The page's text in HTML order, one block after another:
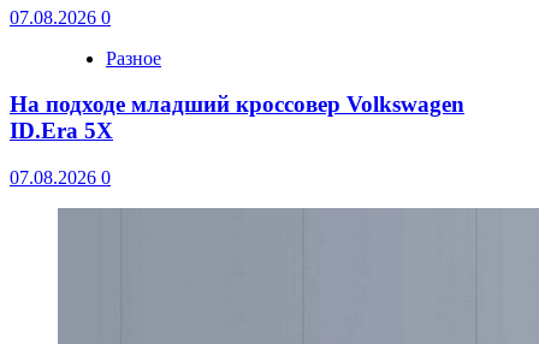
07.08.2026 0
Разное
На подходе младший кроссовер Volkswagen
ID.Era 5X
07.08.2026 0